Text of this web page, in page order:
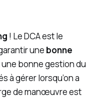
! Le DCA est le
une bonne
bonne gestion du
à gérer lorsqu’on a
de manœuvre est